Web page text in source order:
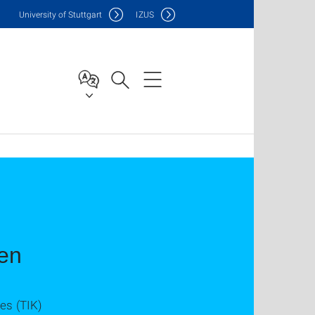
University of Stuttgart IZUS
(TIK)